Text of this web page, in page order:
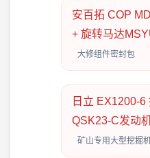
安百拓 COP
+ 旋转马达
大修组件密封包
日立 EX1200-
QSK23-C发动
矿山专用大型挖掘